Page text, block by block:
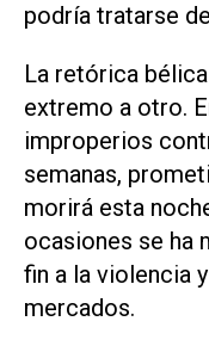
podría tratarse
La retórica
extremo a otro.
improperios
semanas,
morirá esta
ocasiones se ha
fin a la violencia
mercados.